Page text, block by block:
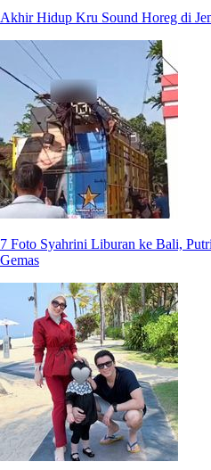
Akhir Hidup Kru Sound Horeg di
7 Foto Syahrini Liburan ke Bali,
Gemas